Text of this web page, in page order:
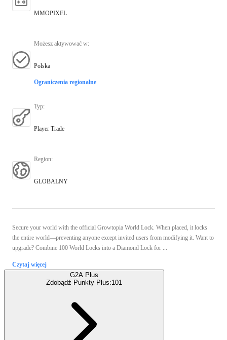
MMOPIXEL
Możesz aktywować w:
Polska
Ograniczenia regionalne
Typ:
Player Trade
Region:
GLOBALNY
Secure your world with the official Growtopia World Lock. When placed, it locks
the entire world—preventing anyone except invited users from modifying it. Want to
upgrade? Combine 100 World Locks into a Diamond Lock for ...
Czytaj więcej
G2A Plus
Zdobądź Punkty Plus:101